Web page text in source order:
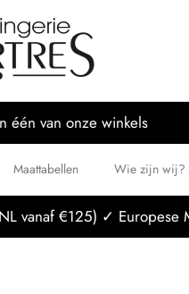
één van onze winkels
Maattabellen Wie zijn wij?
vanaf €125) ✓ Europese